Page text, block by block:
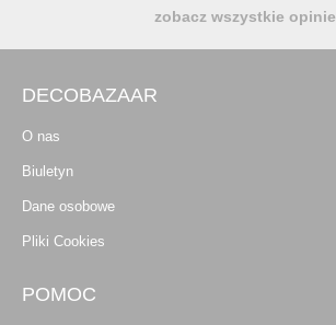
zobacz wszystkie opinie
DECOBAZAAR
O nas
Biuletyn
Dane osobowe
Pliki Cookies
POMOC